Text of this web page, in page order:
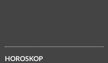
HOROSKOP